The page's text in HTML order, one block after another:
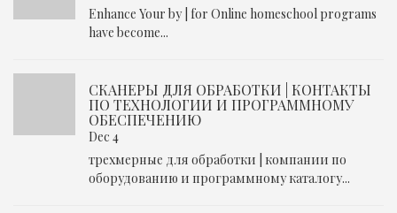
Enhance Your by | for Online homeschool programs
have become...
СКАНЕРЫ ДЛЯ ОБРАБОТКИ | КОНТАКТЫ
ПО ТЕХНОЛОГИИ И ПРОГРАММНОМУ
ОБЕСПЕЧЕНИЮ
Dec 4
трехмерные для обработки | компании по
оборудованию и программному каталогу...